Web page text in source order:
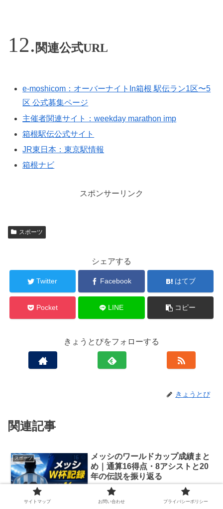
関連公式URL
e-moshicom：オーバーナイトIn箱根 駅伝ラン1区〜5
区 公式募集ページ
主催者関連サイト：weekday marathon imp
箱根駅伝公式サイト
JR東日本：東京駅情報
箱根ナビ
スポンサーリンク
スポーツ
シェアする
Twitter Facebook はてブ
Pocket LINE コピー
きょうとぴをフォローする
きょうとぴ
関連記事
スポーツ
メッシのワールドカップ成績まと
め｜通算16得点・8アシストと20
年の伝説を振り返る
リオネル・メッシが、またワールドカップの歴史を動かしました。
サイトマップ お問い合わせ プライバシーポリシー